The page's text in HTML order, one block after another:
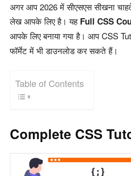
अगर आप 2026 में सीएसएस सीखना
लेख आपके लिए है। यह Full CSS
आपके लिए बनाया गया है। आप CSS
फॉर्मेट में भी डाउनलोड कर सकते हैं।
Table of Contents
Complete CSS